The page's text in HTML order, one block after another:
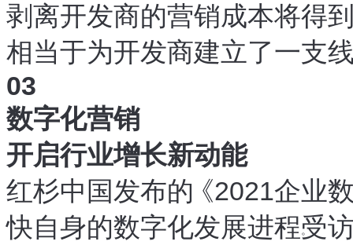
剥离，
开发商的营销成本将得
相当于为开发商建立了一支
03
数字化营销
开启行业增长新动能
红杉中国发布的《2021企业
快自身的数字化发展进程 。
受